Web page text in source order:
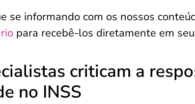
se informando com os nossos
para recebê-los diretamente em seu
criticam a
no INSS